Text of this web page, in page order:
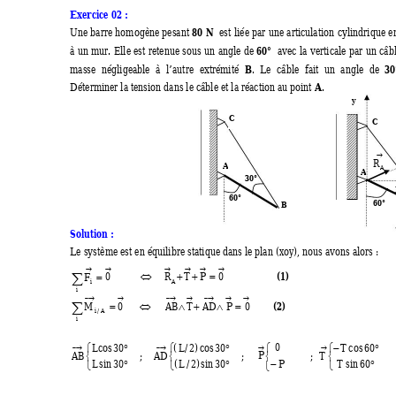
Exercice 02 :
Une barre homogène pesant 80 N
  est liée par une articu
lation cylindrique
à un mur. Elle est retenue sous un angle de 60°
  avec la verticale par
un
masse négligeable à l’autre extrémité B. Le câble fait un angle de
Déterminer la tension dans le câble et la réaction au point A.
→
A
R
A
60°
C
y
B
A
30°
60°
C
Solution :
Le système est en équilibre statique dans le plan (xoy), nous avons alors :
∑ →
→
=
i
i
F0 (1)
⇔
→
→
→
→
=
+
+ 0
P
T
RA
∑→
→
−
=
i
A
i
M0
/ (2)
⇔
→
→
→
−
→
→
−
=
∧
+
∧ 0
P
AD
T
AB
⎩
⎨
⎧
°
°
→
−
30
sin
30
cos
L
L
AB
    ;
    ;
         ;
T
⎩
⎨
⎧
°
°
→
−
30
sin
)
2
/
(
30
cos
)
2
/
(
L
L
AD
⎩
⎨
⎧
−
→
P
P
0
⎩
⎨
⎧
°
°
−
→
60
sin
60
cos
T
T